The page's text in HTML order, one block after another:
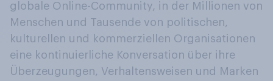
globale Online-Community, in der Millionen von
Menschen und Tausende von politischen,
kulturellen und kommerziellen Organisationen
eine kontinuierliche Konversation über ihre
Überzeugungen, Verhaltensweisen und Marken